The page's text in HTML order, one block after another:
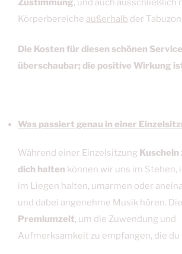
Zustimmung, und auch ausschließlich
Körperbereiche außerhalb der
Die Kosten für diesen schönen
überschaubar; die positive Wirkung
Was passiert genau in einer
Während einer Einzelsitzung
dich halten können wir uns im Stehen,
im Liegen halten, umarmen oder
und dabei angenehme Musik hören.
Premiumzeit, um die Zuwendung und
Aufmerksamkeit zu empfangen, die